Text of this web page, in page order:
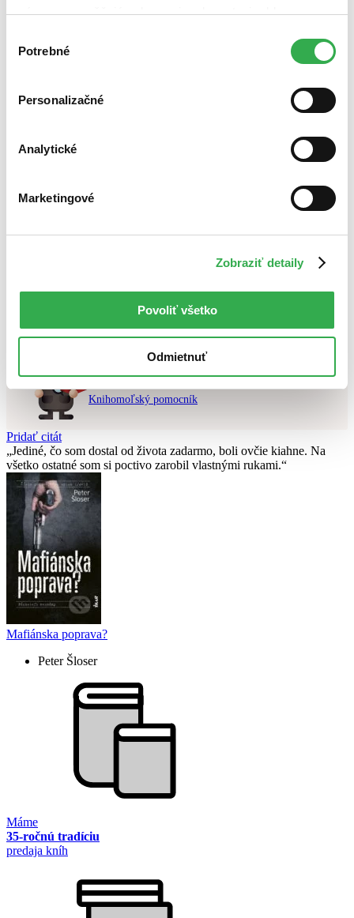
nám zas umožňujú zobrazenie relevantnej reklamy.
nám pomohlo, keby sme mohli používať všetky tieto
súhlasu
Potrebné
Personalizačné
Analytické
Marketingové
Zobraziť detaily
Povoliť všetko
Odmietnuť
Bestsellery
Top hodnotené
Najlacnejšie
Skúste prosím zmeniť vyhľadávaný výraz.
Chcete poradiť knihu?
Knihomoľský pomocník
Pridať citát
Jediné, čo som dostal od života zadarmo, boli ovčie kiahne. Na
všetko ostatné som si poctivo zarobil vlastnými rukami.
Mafiánska poprava?
Peter Šloser
Máme
35-ročnú tradíciu
predaja kníh